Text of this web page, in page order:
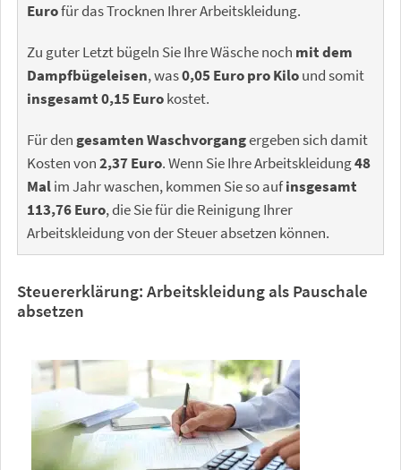
Eurofür das Trocknen Ihrer Arbeitskleidung.
Zu guter Letzt bügeln Sie Ihre Wäsche noch mit dem
Dampfbügeleisen, was0,05 Euro pro Kilound somit
insgesamt 0,15 Eurokostet.
Für dengesamten Waschvorgangergeben sich damit
Kosten von2,37 Euro. Wenn Sie Ihre Arbeitskleidung48
Malim Jahr waschen, kommen Sie so aufinsgesamt
113,76 Euro, die Sie für die Reinigung Ihrer
Arbeitskleidung von der Steuer absetzen können.
Steuererklärung: Arbeitskleidung als Pauschale
absetzen